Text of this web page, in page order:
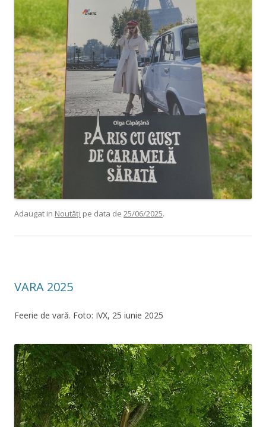
Adaugat in Noutăți pe data de 25/06/2025.
VARA 2025
Feerie de vară. Foto: IVX, 25 iunie 2025